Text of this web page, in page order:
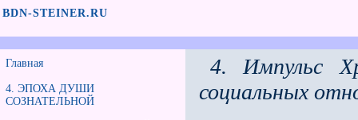
BDN-STEINER.RU
Главная
4. ЭПОХА ДУШИ
СОЗНАТЕЛЬНОЙ
4. Импульс
социальных